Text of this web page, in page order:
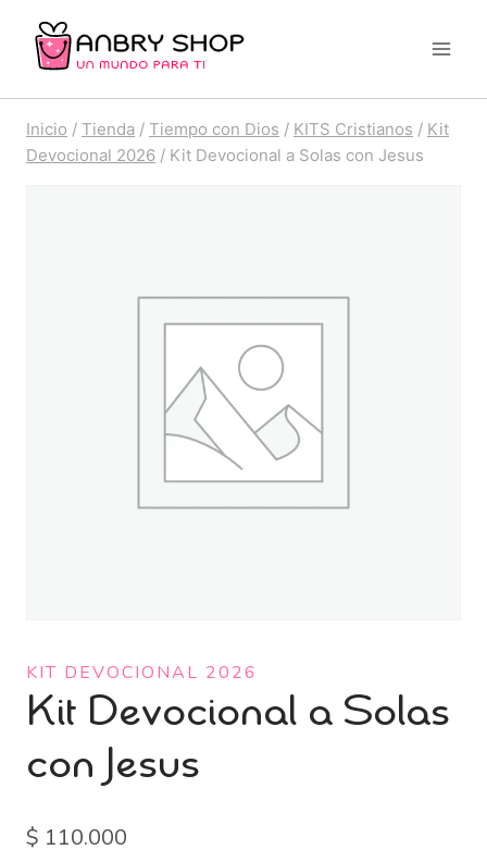
Saltar
Inicio / Tienda / Tiempo con Dios / KITS Cristianos / Kit
Devocional 2026 / Kit Devocional a Solas con Jesus
KIT DEVOCIONAL 2026
Kit Devocional a Solas
con Jesus
$ 110.000